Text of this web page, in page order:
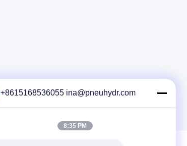
+8615168536055 ina@pneuhydr.com
8:35 PM